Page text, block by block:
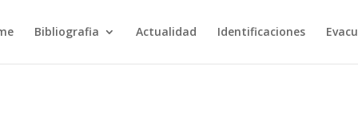
Bibliografia Actualidad Identificaciones